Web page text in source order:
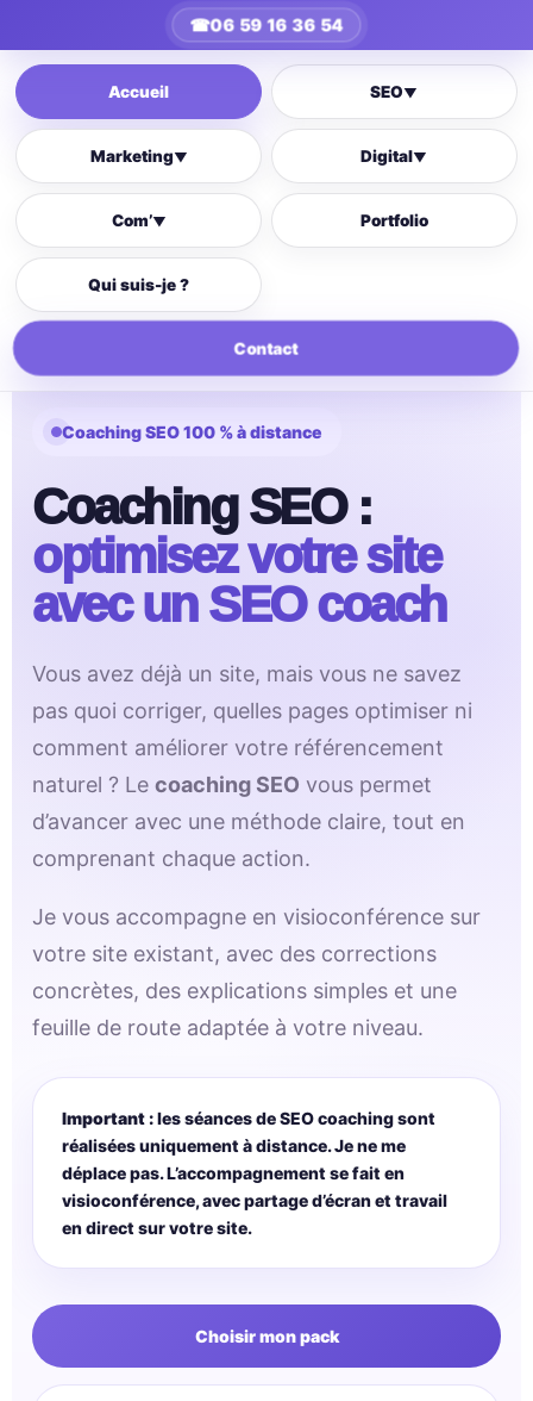
☎06 59 16 36 54
Accueil SEO▼
Marketing▼ Digital▼
Com’▼ Portfolio
Qui suis-je ?
Contact
Coaching SEO 100 % à distance
Coaching SEO :
optimisez votre site
avec un SEO coach
Vous avez déjà un site, mais vous ne savez
pas quoi corriger, quelles pages optimiser ni
comment améliorer votre référencement
naturel ? Lecoaching SEO vous permet
d’avancer avec une méthode claire, tout en
comprenant chaque action.
Je vous accompagne en visioconférence sur
votre site existant, avec des corrections
concrètes, des explications simples et une
feuille de route adaptée à votre niveau.
Important :les séances de SEO coaching sont
réalisées uniquement à distance. Je ne me
déplace pas. L’accompagnement se fait en
visioconférence, avec partage d’écran et travail
en direct sur votre site.
Choisir mon pack